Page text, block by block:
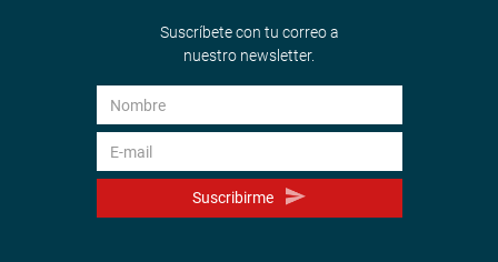
Suscríbete con tu correo a
nuestro newsletter.
Suscribirme